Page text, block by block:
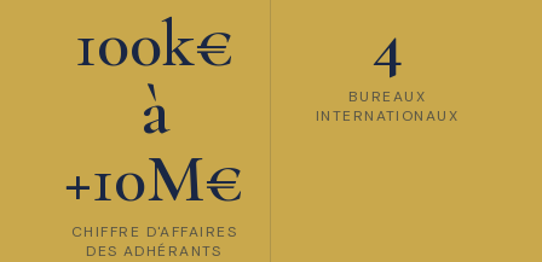
100k€
à
+10M€
CHIFFRE D'AFFAIRES
DES ADHÉRANTS
4
BUREAUX
INTERNATIONAUX